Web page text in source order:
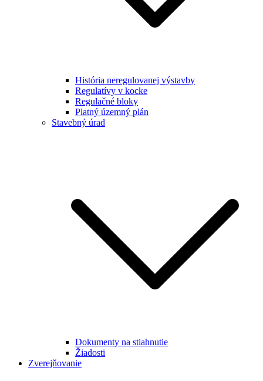
História neregulovanej výstavby
Regulatívy v kocke
Regulačné bloky
Platný územný plán
Stavebný úrad
Dokumenty na stiahnutie
Žiadosti
Zverejňovanie